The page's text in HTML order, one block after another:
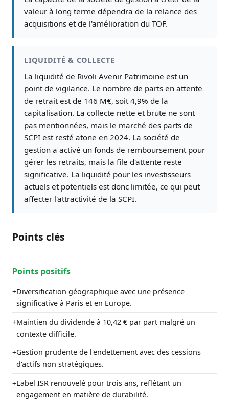
valeur à long terme dépendra de la relance des
acquisitions et de l'amélioration du TOF.
LIQUIDITÉ & COLLECTE
La liquidité de Rivoli Avenir Patrimoine est un
point de vigilance. Le nombre de parts en attente
de retrait est de 146 M€, soit 4,9% de la
capitalisation. La collecte nette et brute ne sont
pas mentionnées, mais le marché des parts de
SCPI est resté atone en 2024. La société de
gestion a activé un fonds de remboursement pour
gérer les retraits, mais la file d'attente reste
significative. La liquidité pour les investisseurs
actuels et potentiels est donc limitée, ce qui peut
affecter l'attractivité de la SCPI.
Points clés
Points positifs
+Diversification géographique avec une présence
significative à Paris et en Europe.
+Maintien du dividende à 10,42 € par part malgré un
contexte difficile.
+Gestion prudente de l'endettement avec des cessions
d'actifs non stratégiques.
+Label ISR renouvelé pour trois ans, reflétant un
engagement en matière de durabilité.